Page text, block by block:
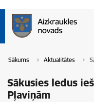
Sākums Aktualitātes
Sākusies ledus
Pļaviņām